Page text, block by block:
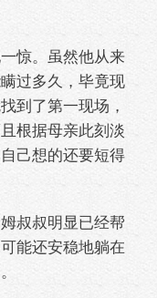
惊。虽然他从来
过多久，毕竟现
到了第一现场，
根据母亲此刻淡
己想的还要短得
叔叔明显已经帮
能还安稳地躺在